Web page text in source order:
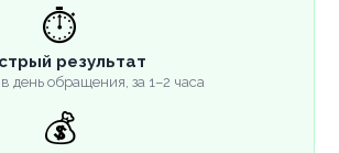
⏱️
результат
день обращения, за 1–2 часа
💰